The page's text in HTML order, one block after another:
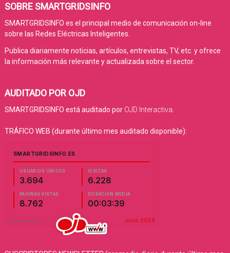
SOBRE SMARTGRIDSINFO
SMARTGRIDSINFO es el principal medio de comunicación on-line
sobre las Redes Eléctricas Inteligentes.
Publica diariamente noticias, artículos, entrevistas, TV, etc. y ofrece
la información más relevante y actualizada sobre el sector.
AUDITADO POR OJD
SMARTGRIDSINFO está auditado por OJD Interactiva
TRÁFICO WEB (durante último mes auditado disponible):